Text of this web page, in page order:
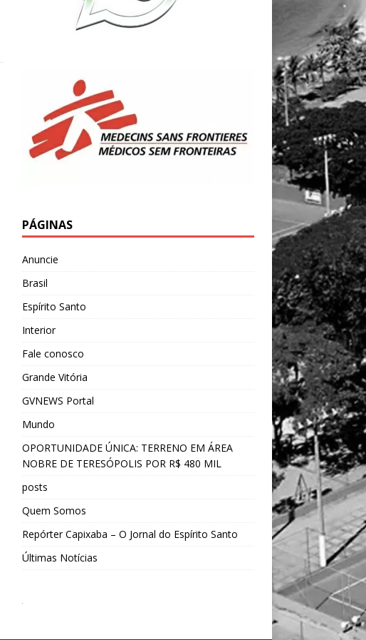
PÁGINAS
Anuncie
Brasil
Espírito Santo
Interior
Fale conosco
Grande Vitória
GVNEWS Portal
Mundo
OPORTUNIDADE ÚNICA: TERRENO EM ÁREA
NOBRE DE TERESÓPOLIS POR R$ 480 MIL
posts
Quem Somos
Repórter Capixaba – O Jornal do Espírito Santo
Últimas Notícias